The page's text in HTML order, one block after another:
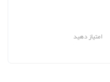
امتیاز دهید